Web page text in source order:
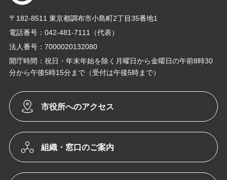
〒182-8511 東京都調布市小島町2丁目35番地1
電話番号：042-481-7111（代表）
法人番号：7000020132080
開庁時間：祝日・年末年始を除く月曜日から金曜日の午前8時30
分から午後5時15分まで（受付は午後5時まで）
市役所へのアクセス
組織・窓口のご案内